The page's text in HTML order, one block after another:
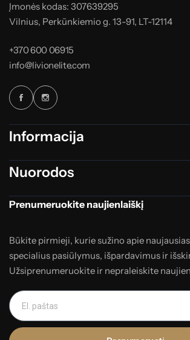
Įmonės kodas: 307639295
Vilnius, Perkūnkiemio g. 13-91, LT-12114
+370 600 06915
info@livionelite.com
Informacija
Nuorodos
Prenumeruokite naujienlaiškį
Būkite pirmieji, kurie sužino apie
specialius pasiūlymus, išpardavimus ir
Užsiprenumeruokite ir nepraleiskite